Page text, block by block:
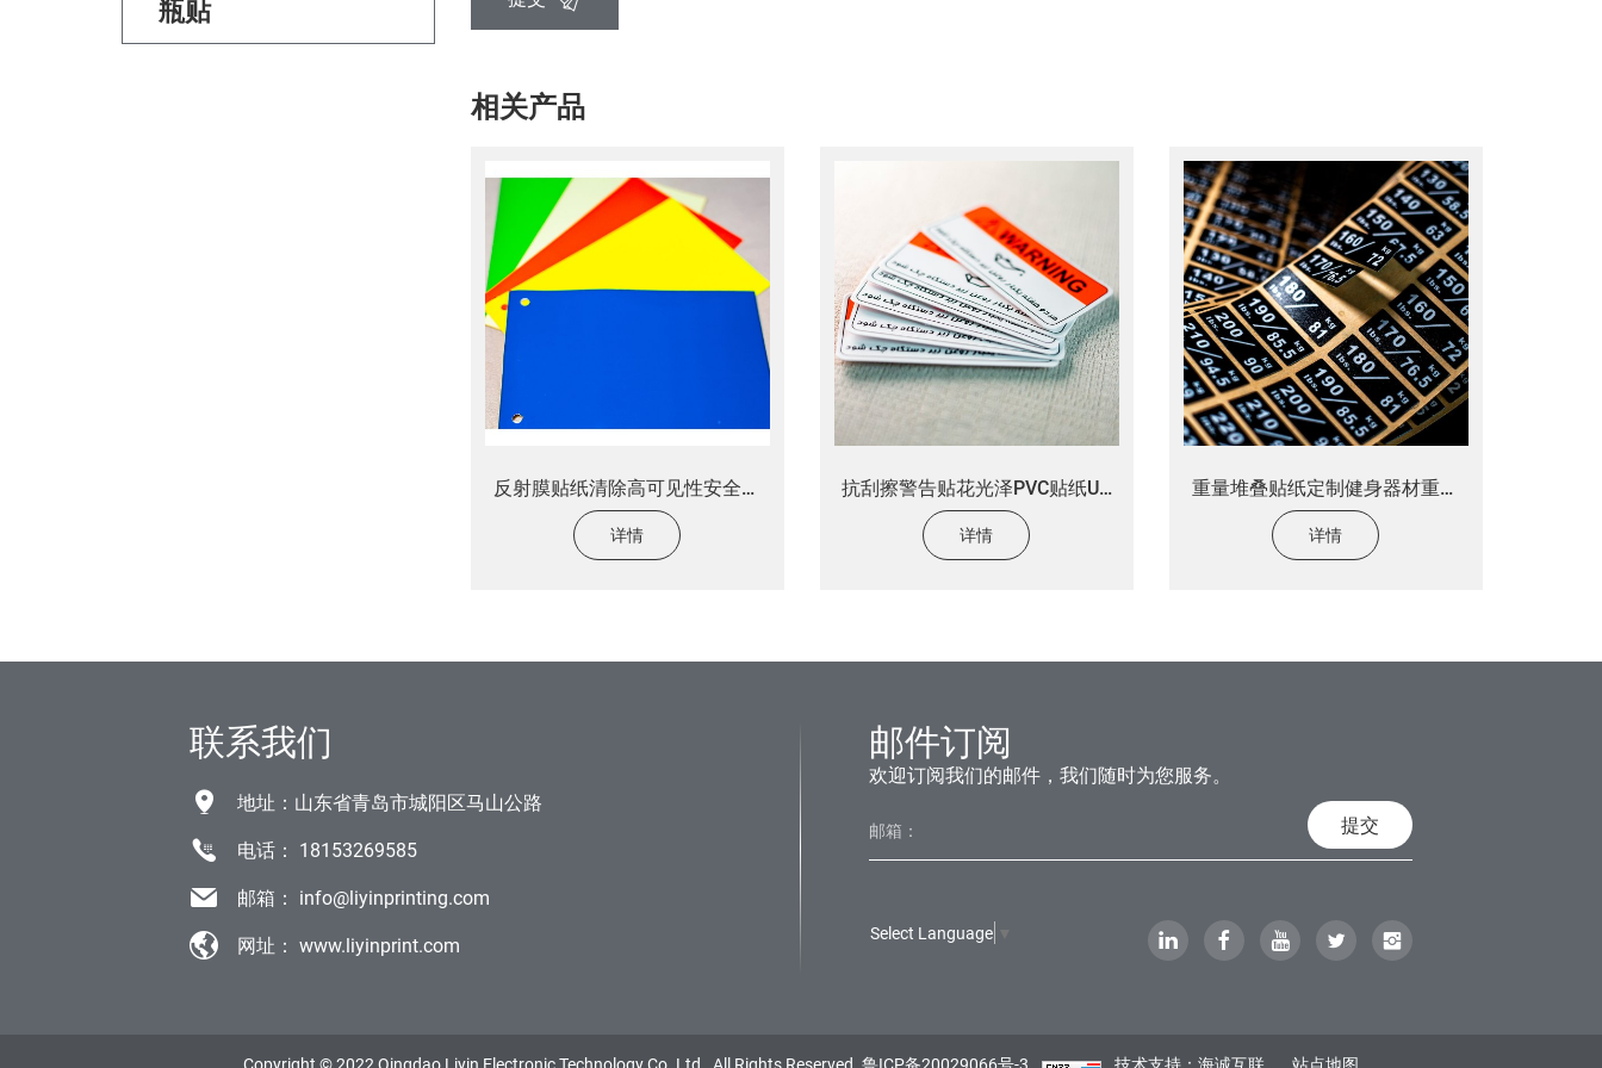
瓶贴
相关产品
反射膜贴纸清除高可见性安全性
高强度反射乙烯基胶带板
详情
抗刮擦警告贴花光泽PVC贴纸UV
印刷标签贴纸
详情
重量堆叠贴纸定制健身器材重量
堆叠标签贴纸
详情
联系我们
地址：山东省青岛市城阳区马山公路
电话： 18153269585
邮箱： info@liyinprinting.com
网址： www.liyinprint.com
邮件订阅
欢迎订阅我们的邮件，我们随时为您服务。
提交
Select Language